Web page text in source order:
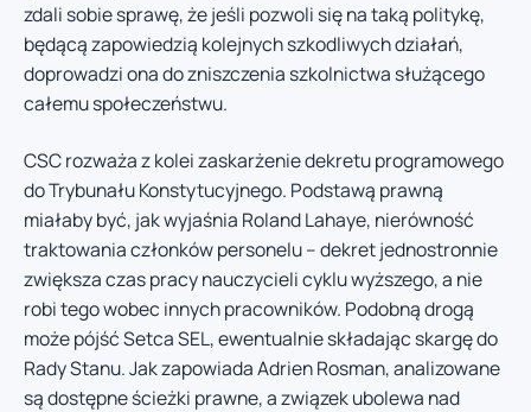
zdali sobie sprawę, że jeśli pozwoli się na taką politykę,
będącą zapowiedzią kolejnych szkodliwych działań,
doprowadzi ona do zniszczenia szkolnictwa służącego
całemu społeczeństwu.
CSC rozważa z kolei zaskarżenie dekretu programowego
do Trybunału Konstytucyjnego. Podstawą prawną
miałaby być, jak wyjaśnia Roland Lahaye, nierówność
traktowania członków personelu – dekret jednostronnie
zwiększa czas pracy nauczycieli cyklu wyższego, a nie
robi tego wobec innych pracowników. Podobną drogą
może pójść Setca SEL, ewentualnie składając skargę do
Rady Stanu. Jak zapowiada Adrien Rosman, analizowane
są dostępne ścieżki prawne, a związek ubolewa nad